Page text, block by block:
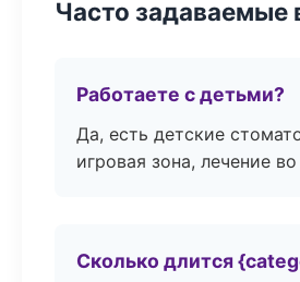
Часто задаваемые
Работаете с детьми?
Да, есть детские
игровая зона, лечение во
Сколько длится